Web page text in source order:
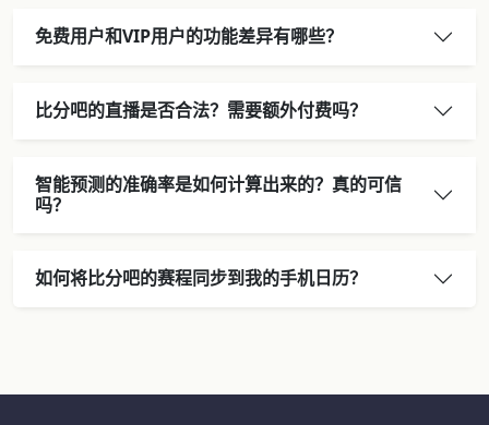
免费用户和VIP用户的功能差异有哪些？
比分吧的直播是否合法？需要额外付费吗？
智能预测的准确率是如何计算出来的？真的可信
吗？
如何将比分吧的赛程同步到我的手机日历？